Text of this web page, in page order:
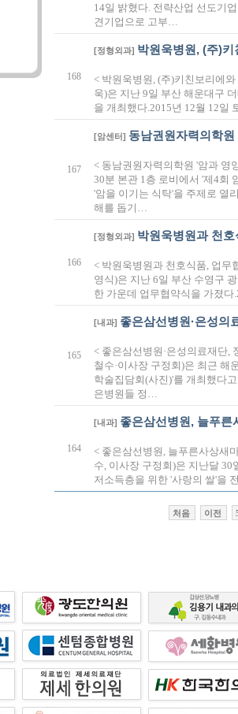
14일 밝혔다. 전략산업 선도기
견기업으로 고부…
168
[정형외과] 박원욱병원, (주)
< 박원욱병원, (주)키친보리에
욱)은 지난 9일 부산 해운대구
을 개최했다.2015년 12월 12일
167
[암센터] 동남권원자력의학
< 동남권원자력의학원 '암과 영
30분 본관 1층 로비에서 '제4회
'암을 이기는 식탁'을 주제로 열
해를 돕기…
166
[정형외과] 박원욱병원과 천
< 박원욱병원과 천호식품, 업무
영식)은 지난 6일 부산 수영구
한 가운데 업무협약식을 가졌
165
[내과] 좋은삼선병원·은성
< 좋은삼선병원·은성의료재단,
철수·이사장 구정회)은 최근 해
학술집담회(사진)'를 개최했다
은병원들 정…
164
[내과] 좋은삼선병원, 늘푸
< 좋은삼선병원, 늘푸른사상새
수, 이사장 구정회)은 지난달
저소득층을 위한 '사랑의 쌀'을
처음 이전